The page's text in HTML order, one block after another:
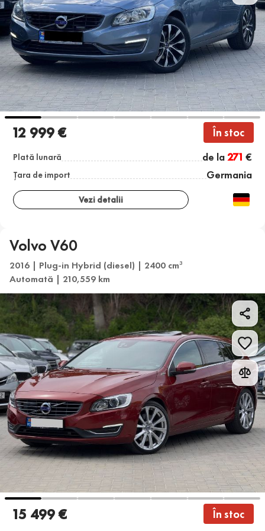
12 999 € În stoc
Plată lunară de la271 €
Țara de import Germania
Vezi detalii
Volvo V60
2016 | Plug-in Hybrid (diesel) | 2400 cm3
Automată | 210,559 km
15 499 € În stoc